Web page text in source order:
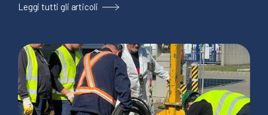
Leggi tutti gli articoli